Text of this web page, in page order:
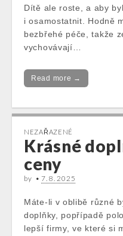
Dítě ale roste, a aby
i osamostatnit. Hodně
bezbřehé péče, takže
vychovávají…
Read more →
NEZAŘAZENÉ
Krásné
ceny
by •7. 8. 2025
Máte-li v oblibě různé
doplňky, popřípadě
lepší firmy, ve které si